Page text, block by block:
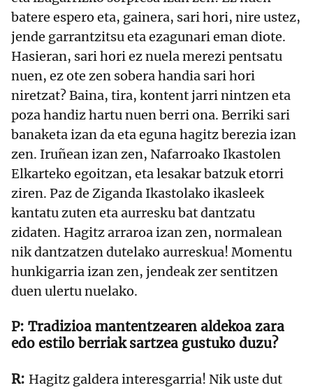
batere espero eta, gainera, sari hori, nire ustez,
jende garrantzitsu eta ezagunari eman diote.
Hasieran, sari hori ez nuela merezi pentsatu
nuen, ez ote zen sobera handia sari hori
niretzat? Baina, tira, kontent jarri nintzen eta
poza handiz hartu nuen berri ona. Berriki sari
banaketa izan da eta eguna hagitz berezia izan
zen. Iruñean izan zen, Nafarroako Ikastolen
Elkarteko egoitzan, eta lesakar batzuk etorri
ziren. Paz de Ziganda Ikastolako ikasleek
kantatu zuten eta aurresku bat dantzatu
zidaten. Hagitz arraroa izan zen, normalean
nik dantzatzen dutelako aurreskua! Momentu
hunkigarria izan zen, jendeak zer sentitzen
duen ulertu nuelako.
Tradizioa mantentzearen aldekoa zara
edo estilo berriak sartzea gustuko duzu?
Hagitz galdera interesgarria! Nik uste dut